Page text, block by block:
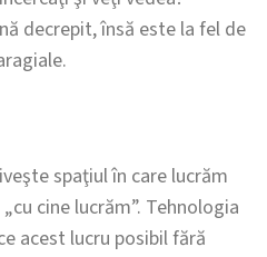
decrepit, însă este la fel de
spaţiul în care lucrăm
cine lucrăm”. Tehnologia
acest lucru posibil fără